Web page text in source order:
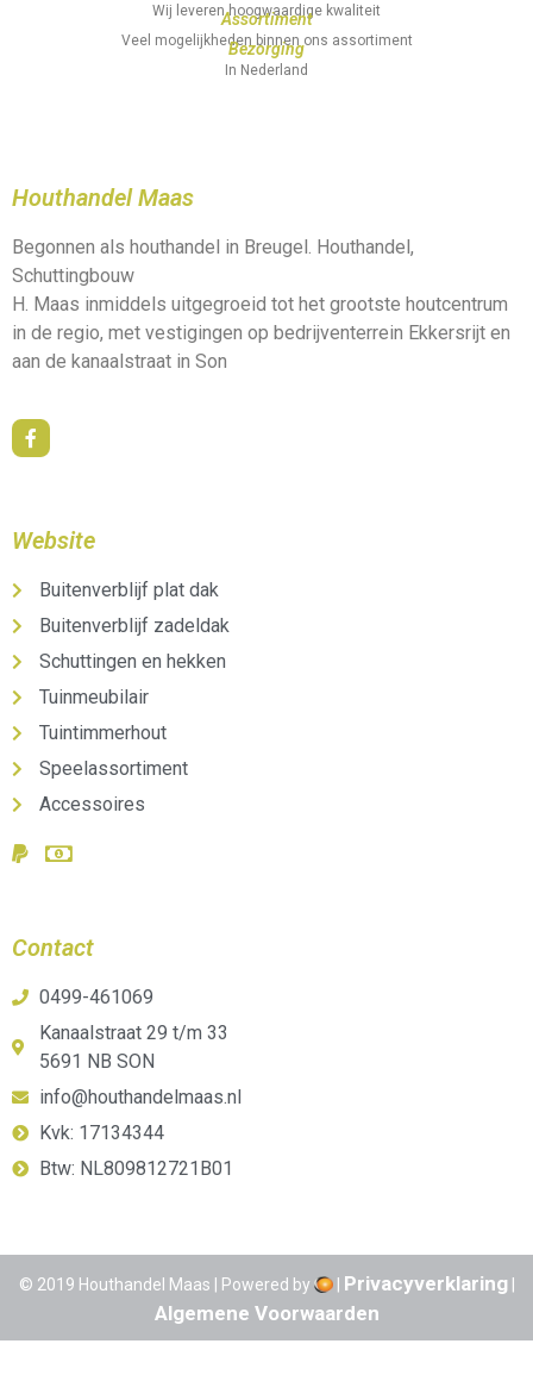
Wij leveren hoogwaardige kwaliteit
Assortiment
Veel mogelijkheden binnen ons assortiment
Bezorging
In Nederland
Houthandel Maas
Begonnen als houthandel in Breugel. Houthandel,
Schuttingbouw
H. Maas inmiddels uitgegroeid tot het grootste houtcentrum
in de regio, met vestigingen op bedrijventerrein Ekkersrijt en
aan de kanaalstraat in Son
Website
Buitenverblijf plat dak
Buitenverblijf zadeldak
Schuttingen en hekken
Tuinmeubilair
Tuintimmerhout
Speelassortiment
Accessoires
Contact
0499-461069
Kanaalstraat 29 t/m 33
5691 NB SON
info@houthandelmaas.nl
Kvk: 17134344
Btw: NL809812721B01
© 2019 Houthandel Maas | Powered by | Privacyverklaring|
Algemene Voorwaarden